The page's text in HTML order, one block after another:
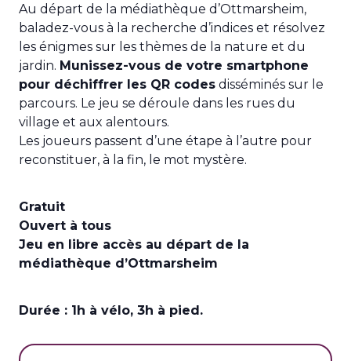
Au départ de la médiathèque d’Ottmarsheim,
baladez-vous à la recherche d’indices et résolvez
les énigmes sur les thèmes de la nature et du
jardin. Munissez-vous de votre smartphone
pour déchiffrer les QR codes disséminés sur le
parcours. Le jeu se déroule dans les rues du
village et aux alentours.
Les joueurs passent d’une étape à l’autre pour
reconstituer, à la fin, le mot mystère.
Gratuit
Ouvert à tous
Jeu en libre accès au départ de la
médiathèque d’Ottmarsheim
Durée : 1h à vélo, 3h à pied.